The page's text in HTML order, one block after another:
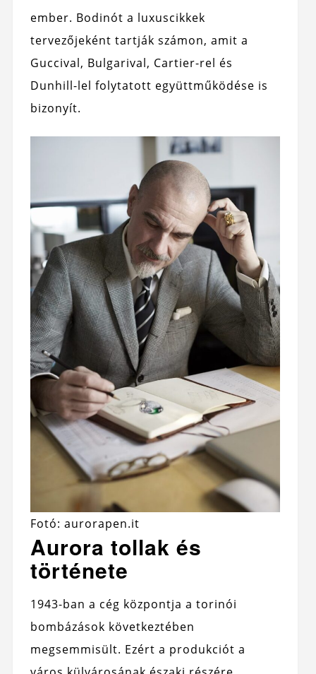
ember. Bodinót a luxuscikkek
tervezőjeként tartják számon, amit a
Guccival, Bulgarival, Cartier-rel és
Dunhill-lel folytatott együttműködése is
bizonyít.
Fotó: aurorapen.it
Aurora tollak és
története
1943-ban a cég központja a torinói
bombázások következtében
megsemmisült. Ezért a produkciót a